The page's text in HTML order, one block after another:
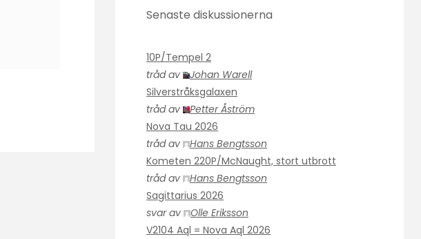
Senaste diskussionerna
10P/Tempel 2
tråd av
Johan Warell
Silverstråksgalaxen
tråd av
Petter Åström
Nova Tau 2026
tråd av
Hans Bengtsson
Kometen 220P/McNaught, stort utbrott
tråd av
Hans Bengtsson
Sagittarius 2026
svar av
Olle Eriksson
V2104 Aql = Nova Aql 2026